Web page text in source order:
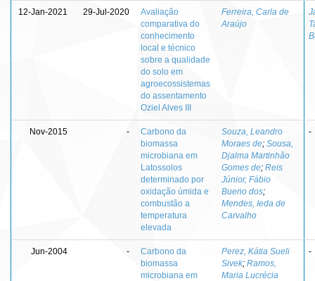
12-Jan-2021 29-Jul-2020
Avaliação
comparativa do
conhecimento
local e técnico
sobre a qualidade
do solo em
agroecossistemas
do assentamento
Oziel Alves III
Ferreira, Carla de
Araújo
Nov-2015 -
Carbono da
biomassa
microbiana em
Latossolos
determinado por
oxidação úmida e
combustão a
temperatura
elevada
Souza, Leandro
Moraes de; Sousa,
Djalma Martinhão
Gomes de; Reis
Júnior, Fábio
Bueno dos;
Mendes, Ieda de
Carvalho
-
Jun-2004 -
Carbono da
biomassa
microbiana em
Perez, Kátia Sueli
Sivek; Ramos,
Maria Lucrécia
-